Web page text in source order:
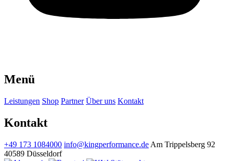
Menü
Leistungen Shop Partner Über uns Kontakt
Kontakt
+49 173 1084000 info@kingperformance.de Am Trippelsberg 92
40589 Düsseldorf